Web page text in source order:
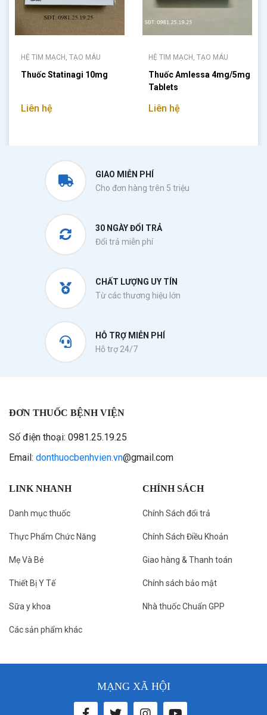
HỆ TIM MẠCH, TẠO MÁU
Thuốc Statinagi 10mg
Liên hệ
HỆ TIM MẠCH, TẠO MÁU
Thuốc Amlessa 4mg/5mg
Tablets
Liên hệ
GIAO MIỄN PHÍ
Cho đơn hàng trên 5 triệu
30 NGÀY ĐỔI TRẢ
Đổi trả miễn phí
CHẤT LƯỢNG UY TÍN
Từ các thương hiệu lớn
HỖ TRỢ MIỄN PHÍ
Hỗ trợ 24/7
ĐƠN THUỐC BỆNH VIỆN
Số điện thoại: 0981.25.19.25
Email: donthuocbenhvien.vn@gmail.com
LINK NHANH
Danh mục thuốc
Thực Phẩm Chức Năng
Mẹ Và Bé
Thiết Bị Y Tế
Sữa y khoa
Các sản phẩm khác
CHÍNH SÁCH
Chính Sách đổi trả
Chính Sách Điều Khoản
Giao hàng & Thanh toán
Chính sách bảo mật
Nhà thuốc Chuẩn GPP
MẠNG XÃ HỘI